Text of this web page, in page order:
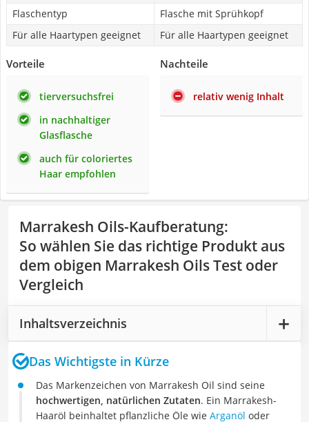
Flaschentyp
Flasche mit Sprühkopf
Für alle Haartypen geeignet
Für alle Haartypen geeignet
Vorteile
tierversuchsfrei
in nachhaltiger
Glasflasche
auch für coloriertes
Haar empfohlen
Nachteile
relativ wenig Inhalt
Marrakesh Oils-Kaufberatung:
So wählen Sie das richtige Produkt aus
dem obigen Marrakesh Oils Test oder
Vergleich
Inhaltsverzeichnis
Das Wichtigste in Kürze
Das Markenzeichen von Marrakesh Oil sind seine
hochwertigen, natürlichen Zutaten. Ein Marrakesh-
Haaröl beinhaltet pflanzliche Öle wie Arganöl oder